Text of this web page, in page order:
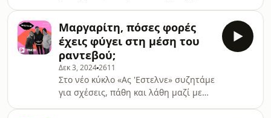
ερωτiκών αποριών, αλλά και
δημοσιογράφο, ραδιοφωνική
παραγωγό, συγγραφέα και podcaster,
Μαρία Αμανατίδου!
Μαργαρίτη, πόσες φορές
έχεις φύγει στη μέση του
ραντεβού;
Δεκ 3, 20242611
Στο νέο κύκλο «Ας 'Εστελνε» συζητάμε
για σχέσεις, πάθη και λάθη μαζί με